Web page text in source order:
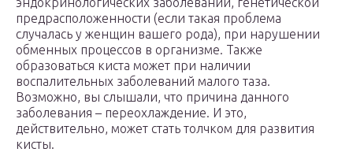
предрасположенности (если такая проблема
случалась у женщин вашего рода), при нарушении
обменных процессов в организме. Также
образоваться киста может при наличии
воспалительных заболеваний малого таза.
Возможно, вы слышали, что причина данного
заболевания – переохлаждение. И это,
действительно, может стать толчком для развития
кисты.